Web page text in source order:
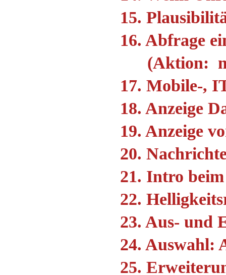
15.
16. Abfrage
(Aktion:
17. Mobile-,
18. Anzeige
19. Anzeige
20.
21. Intro
22.
23. Aus- und
24. Auswahl:
25.